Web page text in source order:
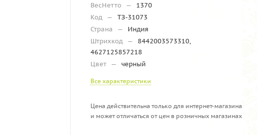
ВесНетто —
1370
Код —
ТЗ-31073
Страна
—
Индия
Штрихкод —
8442003573310,
4627125857218
Цвет — черный
Все характеристики
Цена действительна только для интернет-магазина
и может отличаться от цен в розничных магазинах